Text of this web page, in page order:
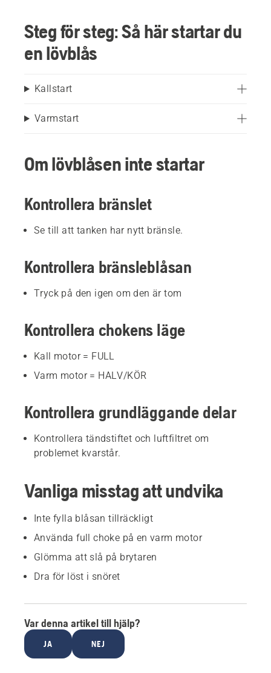
Steg för steg: Så här startar du
en lövblås
Kallstart
Varmstart
Om lövblåsen inte startar
Kontrollera bränslet
Se till att tanken har nytt bränsle.
Kontrollera bränsleblåsan
Tryck på den igen om den är tom
Kontrollera chokens läge
Kall motor = FULL
Varm motor = HALV/KÖR
Kontrollera grundläggande delar
Kontrollera tändstiftet och luftfiltret om
problemet kvarstår.
Vanliga misstag att undvika
Inte fylla blåsan tillräckligt
Använda full choke på en varm motor
Glömma att slå på brytaren
Dra för löst i snöret
Var denna artikel till hjälp?
JA NEJ